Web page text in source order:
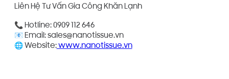
Liên Hệ Tư Vấn Gia Công Khăn Lạnh
📞 Hotline: 0909 112 646
📧 Email: sales@nanotissue.vn
🌐 Website:www.nanotissue.vn